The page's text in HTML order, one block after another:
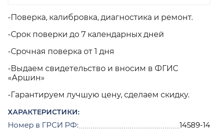
-Поверка, калибровка, диагностика и ремонт.
-Срок поверки до 7 календарных дней
-Срочная поверка от 1 дня
-Выдаем свидетельство и вносим в ФГИС
«Аршин»
-Гарантируем лучшую цену, сделаем скидку.
ХАРАКТЕРИСТИКИ:
Номер в ГРСИ РФ:
14589-14